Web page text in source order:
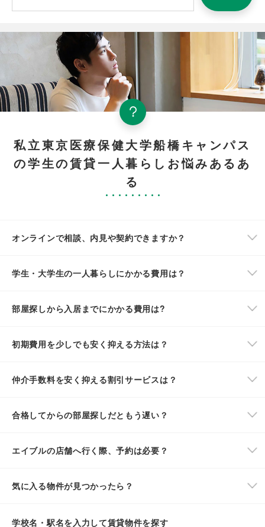
私立東京医療保健大学船橋キャンパス
の学生の賃貸一人暮らしお悩みあるあ
る
オンラインで相談、内見や契約できますか？
学生・大学生の一人暮らしにかかる費用は？
部屋探しから入居までにかかる費用は?
初期費用を少しでも安く抑える方法は？
仲介手数料を安く抑える割引サービスは？
合格してからの部屋探しだともう遅い？
エイブルの店舗へ行く際、予約は必要？
気に入る物件が見つかったら？
学校名・駅名を入力して賃貸物件を探す